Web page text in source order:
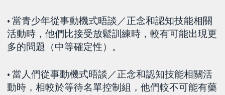
• 當青少年從事動機式晤談／正念和認知技能相關
活動時，他們比接受放鬆訓練時，較有可能出現更
多的問題（中等確定性）。
• 當人們從事動機式晤談／正念和認知技能相關活
動時，相較於等待名單控制組，他們較不可能有藥